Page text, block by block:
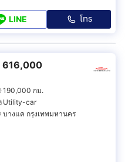
LINE โทร
616,000
190,000 กม.
Utility-car
บางแค กรุงเทพมหานคร